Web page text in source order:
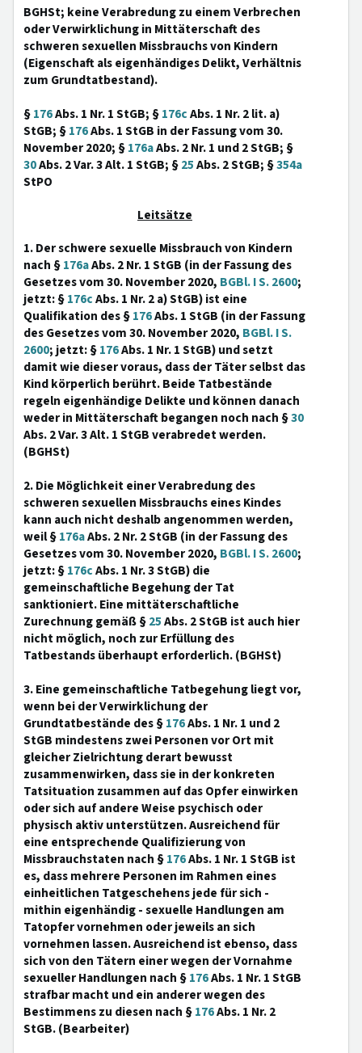
BGHSt; keine Verabredung zu einem Verbrechen
oder Verwirklichung in Mittäterschaft des
schweren sexuellen Missbrauchs von Kindern
(Eigenschaft als eigenhändiges Delikt, Verhältnis
zum Grundtatbestand).
§176Abs. 1 Nr. 1 StGB; §176cAbs. 1 Nr. 2 lit. a)
StGB; §176Abs. 1 StGB in der Fassung vom 30.
November 2020; §176aAbs. 2 Nr. 1 und 2 StGB; §
30Abs. 2 Var. 3 Alt. 1 StGB; §25Abs. 2 StGB; §354a
StPO
Leitsätze
1. Der schwere sexuelle Missbrauch von Kindern
nach §176aAbs. 2 Nr. 1 StGB (in der Fassung des
Gesetzes vom 30. November 2020, BGBl. I S. 2600;
jetzt: §176cAbs. 1 Nr. 2 a) StGB) ist eine
Qualifikation des §176Abs. 1 StGB (in der Fassung
des Gesetzes vom 30. November 2020, BGBl. I S.
2600; jetzt: §176Abs. 1 Nr. 1 StGB) und setzt
damit wie dieser voraus, dass der Täter selbst das
Kind körperlich berührt. Beide Tatbestände
regeln eigenhändige Delikte und können danach
weder in Mittäterschaft begangen noch nach §30
Abs. 2 Var. 3 Alt. 1 StGB verabredet werden.
(BGHSt)
2. Die Möglichkeit einer Verabredung des
schweren sexuellen Missbrauchs eines Kindes
kann auch nicht deshalb angenommen werden,
weil §176aAbs. 2 Nr. 2 StGB (in der Fassung des
Gesetzes vom 30. November 2020, BGBl. I S. 2600;
jetzt: §176cAbs. 1 Nr. 3 StGB) die
gemeinschaftliche Begehung der Tat
sanktioniert. Eine mittäterschaftliche
Zurechnung gemäß §25Abs. 2 StGB ist auch hier
nicht möglich, noch zur Erfüllung des
Tatbestands überhaupt erforderlich. (BGHSt)
3. Eine gemeinschaftliche Tatbegehung liegt vor,
wenn bei der Verwirklichung der
Grundtatbestände des §176Abs. 1 Nr. 1 und 2
StGB mindestens zwei Personen vor Ort mit
gleicher Zielrichtung derart bewusst
zusammenwirken, dass sie in der konkreten
Tatsituation zusammen auf das Opfer einwirken
oder sich auf andere Weise psychisch oder
physisch aktiv unterstützen. Ausreichend für
eine entsprechende Qualifizierung von
Missbrauchstaten nach §176Abs. 1 Nr. 1 StGB ist
es, dass mehrere Personen im Rahmen eines
einheitlichen Tatgeschehens jede für sich -
mithin eigenhändig - sexuelle Handlungen am
Tatopfer vornehmen oder jeweils an sich
vornehmen lassen. Ausreichend ist ebenso, dass
sich von den Tätern einer wegen der Vornahme
sexueller Handlungen nach §176Abs. 1 Nr. 1 StGB
strafbar macht und ein anderer wegen des
Bestimmens zu diesen nach §176Abs. 1 Nr. 2
StGB. (Bearbeiter)